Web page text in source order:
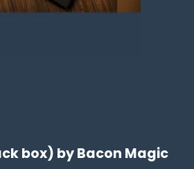
box) by Bacon Magic